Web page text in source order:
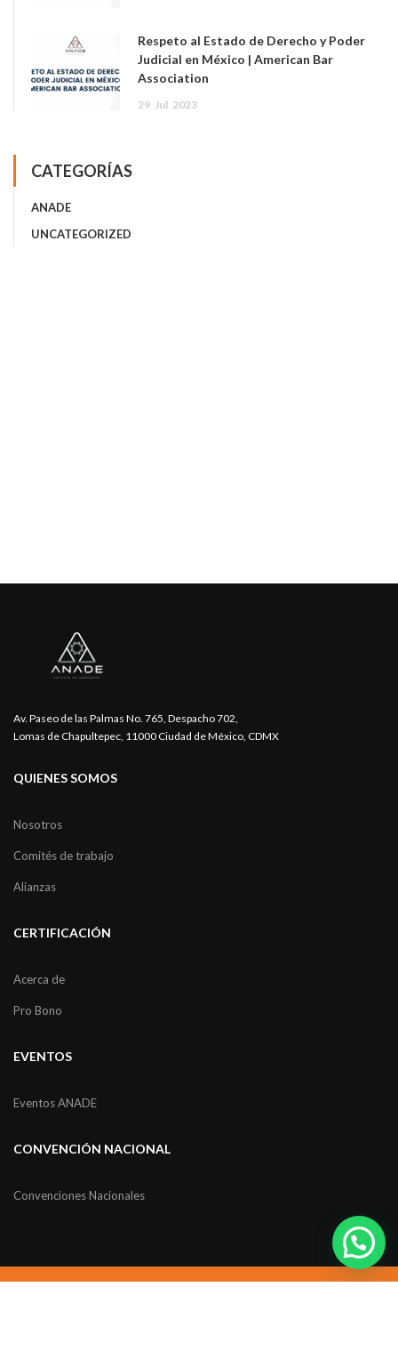
Respeto al Estado de Derecho y Poder
Judicial en México | American Bar
Association
29 Jul 2023
CATEGORÍAS
ANADE
UNCATEGORIZED
Av. Paseo de las Palmas No. 765, Despacho 702,
Lomas de Chapultepec, 11000 Ciudad de México, CDMX
QUIENES SOMOS
Nosotros
Comités de trabajo
Alianzas
CERTIFICACIÓN
Acerca de
Pro Bono
EVENTOS
Eventos ANADE
CONVENCIÓN NACIONAL
Convenciones Nacionales